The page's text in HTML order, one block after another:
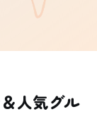
人気グル